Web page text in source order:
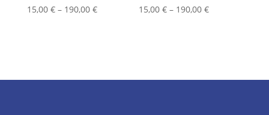
15,00 €– 190,00 €
15,00€ – 190,00€